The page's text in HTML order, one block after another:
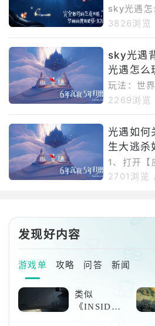
sky光遇怎
作品《天
如何使用“
足迹与
3826浏览
sky光遇
光遇怎么
玩法：世
光・遇》
的外观成
成
2269浏览
光遇如何
生大逃杀
1、打开【
byAccess
2701浏览
发现好内容
游戏单 攻略 问答 新闻
类似
《INSIDE》